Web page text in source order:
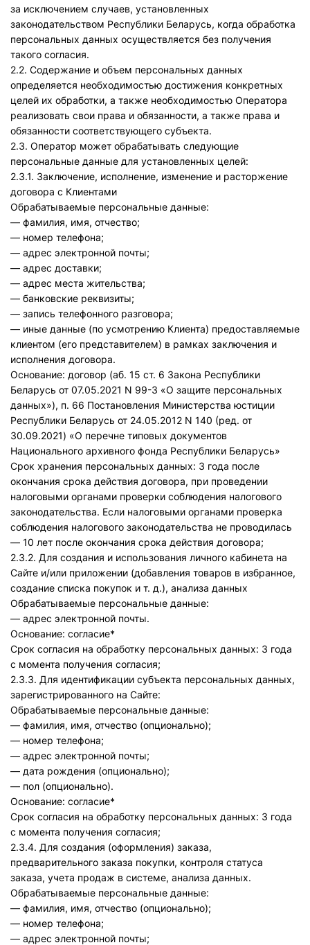
за исключением случаев, установленных
законодательством Республики Беларусь, когда обработка
персональных данных осуществляется без получения
такого согласия.
2.2. Содержание и объем персональных данных
определяется необходимостью достижения конкретных
целей их обработки, а также необходимостью Оператора
реализовать свои права и обязанности, а также права и
обязанности соответствующего субъекта.
2.3. Оператор может обрабатывать следующие
персональные данные для установленных целей:
2.3.1. Заключение, исполнение, изменение и расторжение
договора с Клиентами
Обрабатываемые персональные данные:
— фамилия, имя, отчество;
— номер телефона;
— адрес электронной почты;
— адрес доставки;
— адрес места жительства;
— банковские реквизиты;
— запись телефонного разговора;
— иные данные (по усмотрению Клиента) предоставляемые
клиентом (его представителем) в рамках заключения и
исполнения договора.
Основание: договор (аб. 15 ст. 6 Закона Республики
Беларусь от 07.05.2021 N 99-З «О защите персональных
данных»), п. 66 Постановления Министерства юстиции
Республики Беларусь от 24.05.2012 N 140 (ред. от
30.09.2021) «О перечне типовых документов
Национального архивного фонда Республики Беларусь»
Срок хранения персональных данных: 3 года после
окончания срока действия договора, при проведении
налоговыми органами проверки соблюдения налогового
законодательства. Если налоговыми органами проверка
соблюдения налогового законодательства не проводилась
— 10 лет после окончания срока действия договора;
2.3.2. Для создания и использования личного кабинета на
Сайте и/или приложении (добавления товаров в избранное,
создание списка покупок и т. д.), анализа данных
Обрабатываемые персональные данные:
— адрес электронной почты.
Основание: согласие*
Срок согласия на обработку персональных данных: 3 года
с момента получения согласия;
2.3.3. Для идентификации субъекта персональных данных,
зарегистрированного на Сайте:
Обрабатываемые персональные данные:
— фамилия, имя, отчество (опционально);
— номер телефона;
— адрес электронной почты;
— дата рождения (опционально);
— пол (опционально).
Основание: согласие*
Срок согласия на обработку персональных данных: 3 года
с момента получения согласия;
2.3.4. Для создания (оформления) заказа,
предварительного заказа покупки, контроля статуса
заказа, учета продаж в системе, анализа данных.
Обрабатываемые персональные данные:
— фамилия, имя, отчество (опционально);
— номер телефона;
— адрес электронной почты;